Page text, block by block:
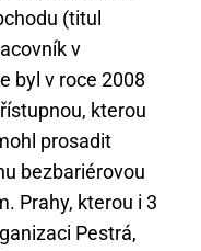
(titul
v
byl v roce 2008
kterou
prosadit
bezbariérovou
Prahy, kterou i 3
Pestrá,